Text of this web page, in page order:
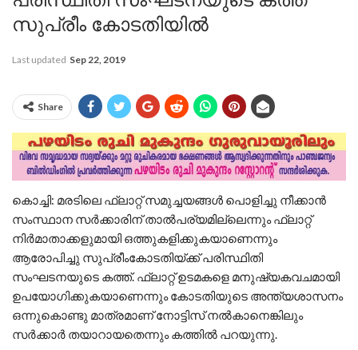
സുപ്രീം കോടതിയിൽ
Last updated Sep 22, 2019
Share
കൊച്ചി: മരടിലെ ഫ്ലാറ്റ് സമുച്ചയങ്ങൾ പൊളിച്ചു നീക്കാൻ
സംസ്ഥാന സർക്കാരിന് താൽപര്യമില്ലെന്നും ഫ്ലാറ്റ്
നിർമാതാക്കളുമായി ഒത്തുകളിക്കുകയാണെന്നും
ആരോപിച്ചു സുപ്രീംകോടതിയ്ക്ക് പരിസ്ഥിതി
സംഘടനയുടെ കത്ത്. ഫ്ലാറ്റ് ഉടമകളെ മനുഷ്യകവചമായി
ഉപയോഗിക്കുകയാണെന്നും കോടതിയുടെ അന്ത്യശാസനം
ഒന്നുകൊണ്ടു മാത്രമാണ് നോട്ടിസ് നൽകാനെങ്കിലും
സർക്കാർ തയാറായതെന്നും കത്തില്‍ പറയുന്നു.